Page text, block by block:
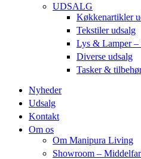
UDSALG
Køkkenartikler
Tekstiler udsalg
Lys & Lamper –
Diverse udsalg
Tasker &
Nyheder
Udsalg
Kontakt
Om os
Om Manipura Living
Showroom –